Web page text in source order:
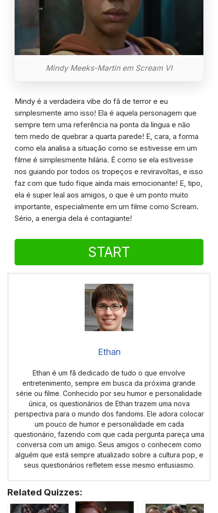
Mindy Meeks-Martin em Scream VI
Mindy é a verdadeira vibe do fã de terror e eu
simplesmente amo isso! Ela é aquela personagem que
sempre tem uma referência na ponta da língua e não
tem medo de quebrar a quarta parede! E, cara, a forma
como ela analisa a situação como se estivesse em um
filme é simplesmente hilária. É como se ela estivesse
nos guiando por todos os tropeços e reviravoltas, e isso
faz com que tudo fique ainda mais emocionante! E, tipo,
ela é super leal aos amigos, o que é um ponto muito
importante, especialmente em um filme como Scream.
Sério, a energia dela é contagiante!
START
Ethan
Ethan é um fã dedicado de tudo o que envolve
entretenimento, sempre em busca da próxima grande
série ou filme. Conhecido por seu humor e personalidade
única, os questionários de Ethan trazem uma nova
perspectiva para o mundo dos fandoms. Ele adora colocar
um pouco de humor e personalidade em cada
questionário, fazendo com que cada pergunta pareça uma
conversa com um amigo. Seus amigos o conhecem como
alguém que está sempre atualizado sobre a cultura pop, e
seus questionários refletem esse mesmo entusiasmo.
Related Quizzes: